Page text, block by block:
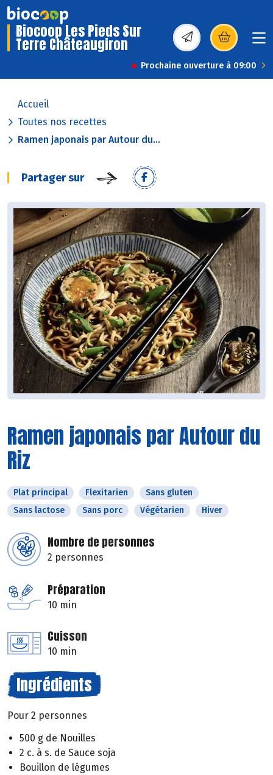
Biocoop Les Pieds Sur
Terre Châteaugiron (s’ouvre dans une
Prochaine ouverture à 09:00
Accueil
Toutes nos recettes
Ramen japonais par Autour du...
Partager sur
Ramen japonais par Autour du
Riz
Plat principal Flexitarien
Sans gluten
Sans lactose
Sans porc Végétarien Hiver
Nombre de personnes
2 personnes
Préparation
10 min
Cuisson
10 min
Ingrédients
Pour 2 personnes
500 g de Nouilles
2 c. à s. de Sauce soja
Bouillon de légumes